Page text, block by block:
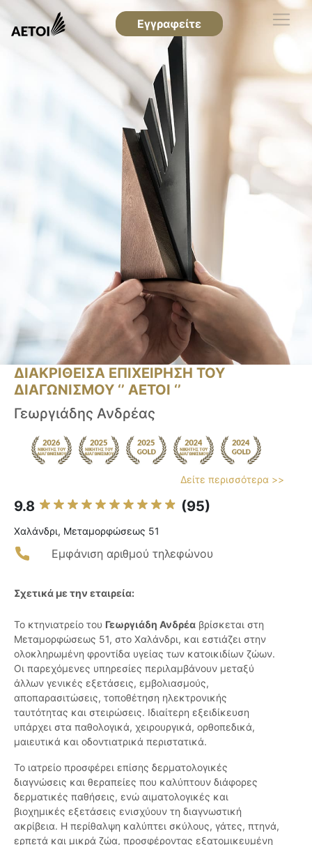
Εγγραφείτε
ΔΙΑΚΡΙΘΕΙΣΑ ΕΠΙΧΕΙΡΗΣΗ ΤΟΥ
ΔΙΑΓΩΝΙΣΜΟΥ ‘’ ΑΕΤΟΙ ‘’
Γεωργιάδης Ανδρέας
Δείτε περισσότερα >>
9.8 (95)
Χαλάνδρι, Μεταμορφώσεως 51
Εμφάνιση αριθμού τηλεφώνου
Σχετικά με την εταιρεία:
Το κτηνιατρείο του Γεωργιάδη Ανδρέα βρίσκεται στη
Μεταμορφώσεως 51, στο Χαλάνδρι, και εστιάζει στην
ολοκληρωμένη φροντίδα υγείας των κατοικιδίων ζώων.
Οι παρεχόμενες υπηρεσίες περιλαμβάνουν μεταξύ
άλλων γενικές εξετάσεις, εμβολιασμούς,
αποπαρασιτώσεις, τοποθέτηση ηλεκτρονικής
ταυτότητας και στειρώσεις. Ιδιαίτερη εξειδίκευση
υπάρχει στα παθολογικά, χειρουργικά, ορθοπεδικά,
μαιευτικά και οδοντιατρικά περιστατικά.
Το ιατρείο προσφέρει επίσης δερματολογικές
διαγνώσεις και θεραπείες που καλύπτουν διάφορες
δερματικές παθήσεις, ενώ αιματολογικές και
βιοχημικές εξετάσεις ενισχύουν τη διαγνωστική
ακρίβεια. Η περίθαλψη καλύπτει σκύλους, γάτες, πτηνά,
ερπετά και μικρά ζώα, προσφέροντας εξατομικευμένη